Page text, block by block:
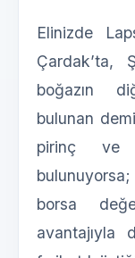
Elinizde
Çardak’ta,
boğazın
bulunan
pirinç ve
borsa
avantajıyla